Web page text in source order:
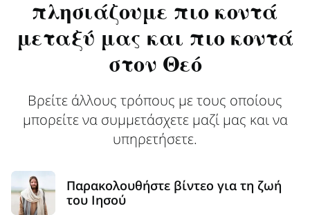
πλησιάζουμε πιο κοντά
μεταξύ μας και πιο κοντά
στον Θεό
Βρείτε άλλους τρόπους με τους οποίους
μπορείτε να συμμετάσχετε μαζί μας και να
υπηρετήσετε.
Παρακολουθήστε βίντεο για τη ζωή
του Ιησού